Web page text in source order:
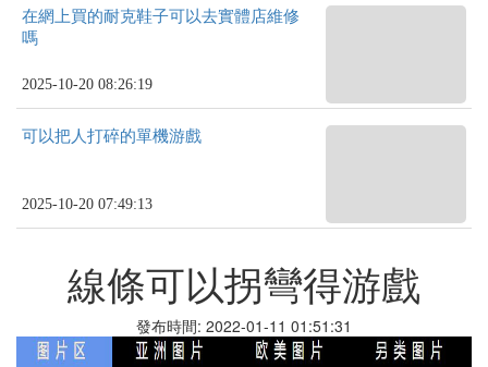
在網上買的耐克鞋子可以去實體店維修
嗎
2025-10-20 08:26:19
可以把人打碎的單機游戲
2025-10-20 07:49:13
線條可以拐彎得游戲
發布時間: 2022-01-11 01:51:31